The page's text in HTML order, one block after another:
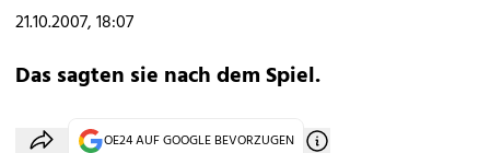
21.10.2007, 18:07
Das sagten sie nach dem Spiel.
OE24 AUF GOOGLE BEVORZUGEN